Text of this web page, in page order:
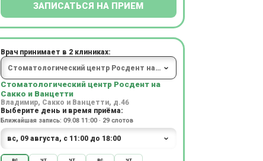
ЗАПИСАТЬСЯ НА ПРИЕМ
Врач принимает в 2 клиниках:
Стоматологический центр Росдент на
Сакко и Ванцетти
Владимир, Сакко и Ванцетти, д.46
Выберите день и время приёма:
Ближайшая запись: 09.08 11:00 · 29 слотов
вс чт чт вс чт